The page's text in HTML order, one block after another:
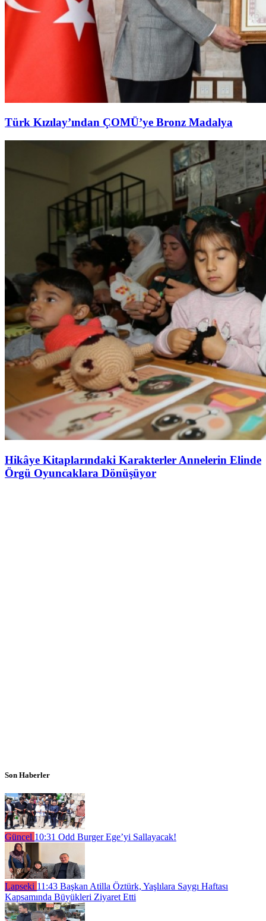
Türk Kızılay’ından ÇOMÜ’ye Bronz Madalya
Hikâye Kitaplarındaki Karakterler Annelerin Elinde
Örgü Oyuncaklara Dönüşüyor
Son Haberler
Güncel 10:31 Odd Burger Ege’yi Sallayacak!
Lapseki 11:43 Başkan Atilla Öztürk, Yaşlılara Saygı Haftası
Kapsamında Büyükleri Ziyaret Etti